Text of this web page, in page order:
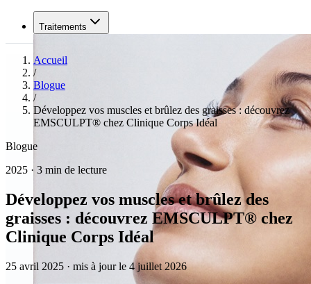
Traitements
Accueil
/
Blogue
/
Développez vos muscles et brûlez des graisses : découvrez
EMSCULPT® chez Clinique Corps Idéal
Blogue
2025 · 3 min de lecture
Développez vos muscles et brûlez des
graisses : découvrez EMSCULPT® chez
Clinique Corps Idéal
25 avril 2025 · mis à jour le 4 juillet 2026